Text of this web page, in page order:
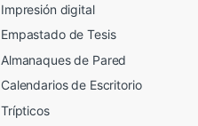
Impresión digital
Empastado de Tesis
Almanaques de Pared
Calendarios de Escritorio
Trípticos